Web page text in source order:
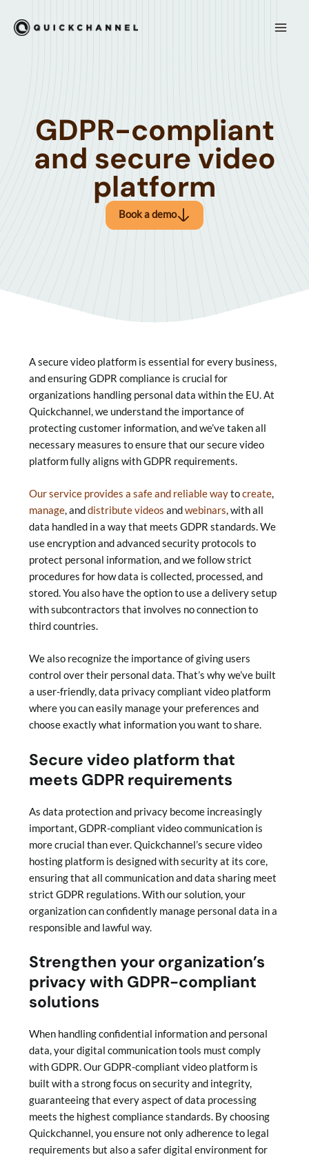
GDPR-compliant
and secure video
platform
Book a demo
A secure video platform is essential for every business,
and ensuring GDPR compliance is crucial for
organizations handling personal data within the EU. At
Quickchannel, we understand the importance of
protecting customer information, and we’ve taken all
necessary measures to ensure that our secure video
platform fully aligns with GDPR requirements.
Our service provides a safe and reliable waytocreate,
manage, anddistribute videos andwebinars, with all
data handled in a way that meets GDPR standards. We
use encryption and advanced security protocols to
protect personal information, and we follow strict
procedures for how data is collected, processed, and
stored. You also have the option to use a delivery setup
with subcontractors that involves no connection to
third countries.
We also recognize the importance of giving users
control over their personal data. That’s why we’ve built
a user-friendly, data privacy compliant video platform
where you can easily manage your preferences and
choose exactly what information you want to share.
Secure video platform that
meets GDPR requirements
As data protection and privacy become increasingly
important, GDPR-compliant video communication is
more crucial than ever. Quickchannel’s secure video
hosting platform is designed with security at its core,
ensuring that all communication and data sharing meet
strict GDPR regulations. With our solution, your
organization can confidently manage personal data in a
responsible and lawful way.
Strengthen your organization’s
privacy with GDPR-compliant
solutions
When handling confidential information and personal
data, your digital communication tools must comply
with GDPR. Our GDPR-compliant video platform is
built with a strong focus on security and integrity,
guaranteeing that every aspect of data processing
meets the highest compliance standards. By choosing
Quickchannel, you ensure not only adherence to legal
requirements but also a safer digital environment for